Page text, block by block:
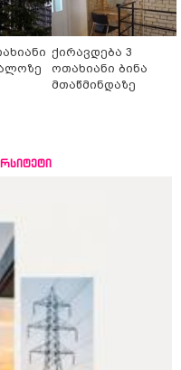
ქირავდება 3
ოთახიანი ბინა
მთაწმინდაზე